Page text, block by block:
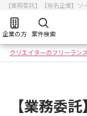
【業務委託】【有名企業】
企業の方 案件検索
クリエイターのフリーラン
【業務委